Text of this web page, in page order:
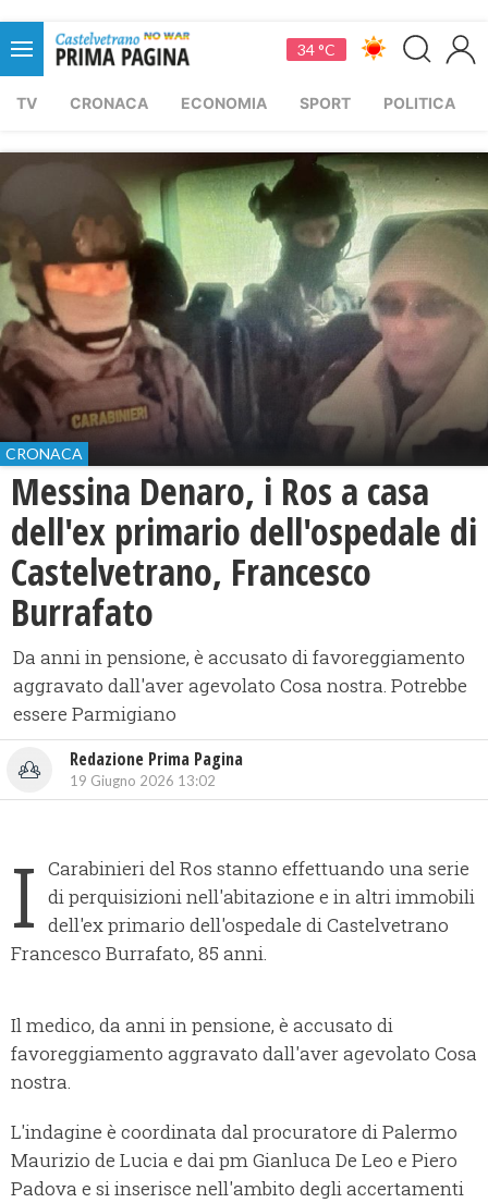
34 °C
TV CRONACA ECONOMIA SPORT POLITICA
CRONACA
Messina Denaro, i Ros a casa
dell'ex primario dell'ospedale di
Castelvetrano, Francesco
Burrafato
Da anni in pensione, è accusato di favoreggiamento
aggravato dall'aver agevolato Cosa nostra. Potrebbe
essere Parmigiano
Redazione Prima Pagina
19 Giugno 2026 13:02
I Carabinieri del Ros stanno effettuando una serie
di perquisizioni nell'abitazione e in altri immobili
dell'ex primario dell'ospedale di Castelvetrano
Francesco Burrafato, 85 anni.
Il medico, da anni in pensione, è accusato di
favoreggiamento aggravato dall'aver agevolato Cosa
nostra.
L'indagine è coordinata dal procuratore di Palermo
Maurizio de Lucia e dai pm Gianluca De Leo e Piero
Padova e si inserisce nell'ambito degli accertamenti